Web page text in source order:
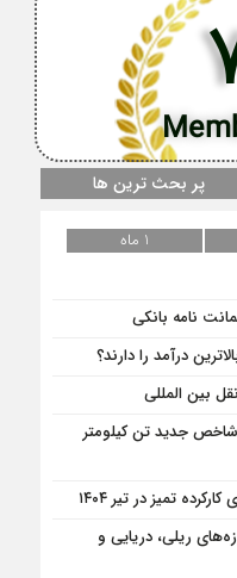
پر بحث ترین ها
1 ماه
نامه بانکی
درآمد را دارند؟
بین المللی
جدید تن کیلومتر
تمیز در تیر ۱۴۰۴
ریلی، دریایی و